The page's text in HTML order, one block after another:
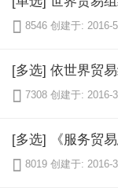
 8546 创建于: 2016-
 7308 创建于: 2016-
 8019 创建于: 2016-